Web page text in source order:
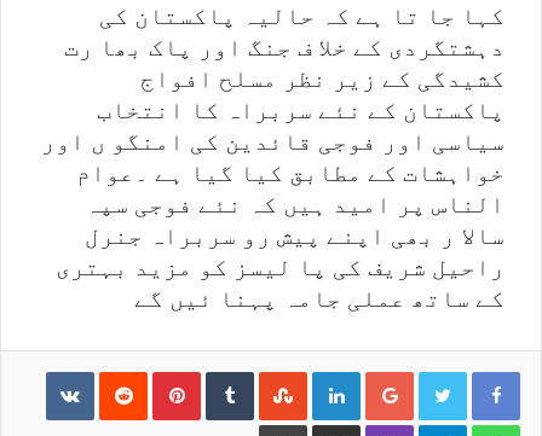
کہا جا تا ہے کہ حالیہ پاکستان کی
دہشتگردی کے خلا ف جنگ اور پاک بھا رت
کشیدگی کے زیر نظر مسلح افواج
پاکستان کے نئے سربراہ کا انتخاب
سیاسی اور فوجی قائدین کی امنگو ں اور
خواہشات کے مطابق کیا گیا ہے ۔عوام
الناس پر امید ہیں کہ نئے فوجی سپہ
سالا ر بھی اپنے پیش رو سربراہ جنرل
راحیل شریف کی پا لیسز کو مزید بہتری
کے ساتھ عملی جامہ پہنا ئیں گے
Google+
LinkedIn
StumbleUpon
Tumblr
Pinterest
Reddit
WhatsApp
Telegram
Viber
Share via Email
Print